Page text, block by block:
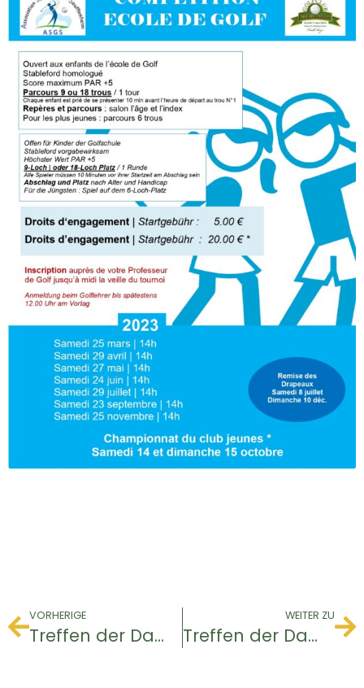
VORHERIGE
Treffen der Damen
WEITER ZU
Treffen der Damen